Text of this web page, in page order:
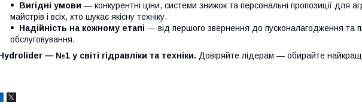
Вигідні умови — конкурентні ціни, системи знижок та персональні пропозиції для
майстрів і всіх, хто шукає якісну техніку.
Надійність на кожному етапі — від першого звернення до пусконалагодження та
обслуговування.
— №1 у світі гідравліки та техніки. Довіряйте лідерам — обирайте